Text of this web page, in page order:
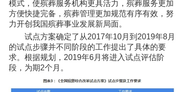
模式，使殡葬服务机构更具活力，殡葬服务更加
方便快捷完备，殡葬管理更加规范有序有效，努
力开创我国殡葬事业发展新局面。
试点方案确定了从2017年10月到2019年8月
的试点步骤并不同阶段的工作提出了具体的要
求。根据规划，2019年6月将进入试点评估阶
段，为期2个月。